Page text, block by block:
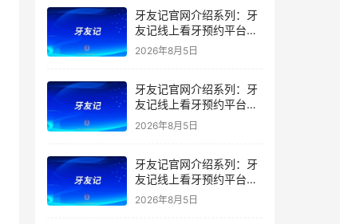
牙友记官网介绍系列：牙
友记线上看牙预约平台打
破口腔行业专业壁垒新手
2026年8月5日
牙友记官网介绍系列：牙
友记线上看牙预约平台落
地同城就诊经验打破未知
2026年8月5日
牙友记官网介绍系列：牙
友记线上看牙预约平台的
优势在哪里？
2026年8月5日